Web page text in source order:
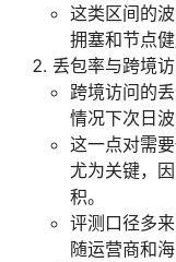
这类区间的
拥塞和节点健
丢包率与跨境
跨境访问的
情况下次日波
这一点对需
尤为关键，
积。
评测口径多
随运营商和